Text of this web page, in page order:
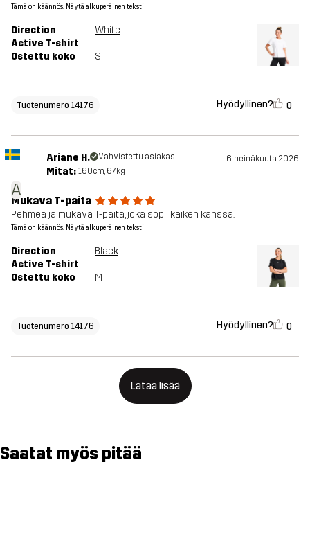
Tämä on käännös. Näytä alkuperäinen teksti
Direction
Active T-shirt
White
Ostettu koko S
Tuotenumero 14176 Hyödyllinen? 0
A
Ariane H. Vahvistettu asiakas 6. heinäkuuta 2026
Mitat: 160cm, 67kg
Mukava T-paita
Pehmeä ja mukava T-paita, joka sopii kaiken kanssa.
Tämä on käännös. Näytä alkuperäinen teksti
Direction
Active T-shirt
Black
Ostettu koko M
Tuotenumero 14176 Hyödyllinen? 0
Lataa lisää
Saatat myös pitää